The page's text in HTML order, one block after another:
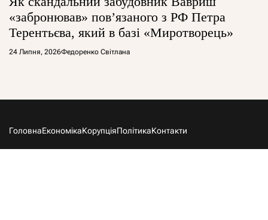
«забронював» повʼязаного з РФ Петра
Терентьєва, який в базі «Миротворець»
24 Липня, 2026Федоренко Світлана
ГоловнаЕкономікаКорупціяПолітикаКонтакти